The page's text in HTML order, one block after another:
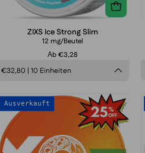
ZIXS Ice Strong Slim
12 mg/Beutel
Аb €3,28
€32,80 | 10 Einheiten
XO
Mango
mg
Ausverkauft